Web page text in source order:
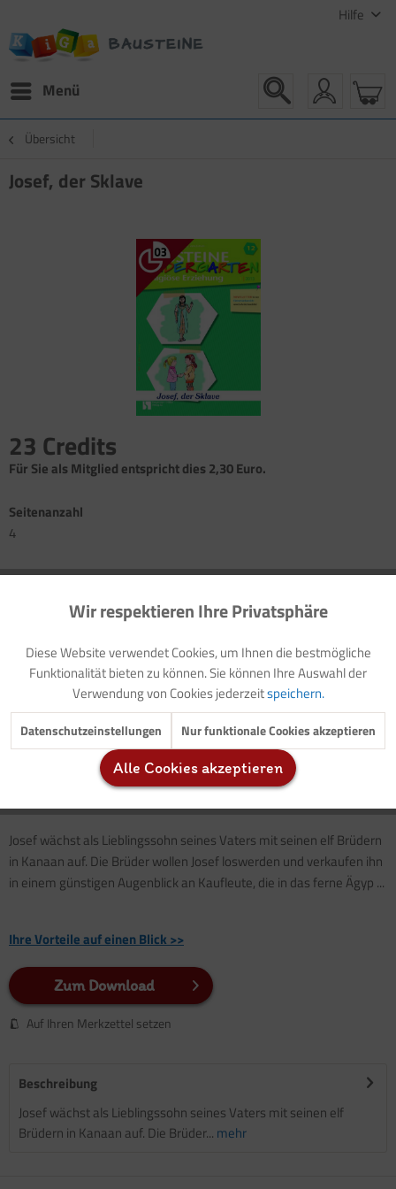
Hilfe
Menü
Übersicht
Josef, der Sklave
23 Credits
Für Sie als Mitglied entspricht dies 2,30 Euro.
Seitenanzahl
4
Buchtipp)
Vorlage: Elternbrief
Darstellung der biblischen Geschichte: Josef im Brunnen
Spiel: In den Brunnen gefallen
Darstellung der biblischen Geschichte: Josef wird Sklave in
Ägypten
Darstellung der biblischen Geschichte: Josef im Gefängnis
Lied: Gott schützt ihn wunderbar
Ausschneidebilder: Josefs Kleider
Josef wächst als Lieblingssohn seines Vaters mit seinen elf Brüdern
in Kanaan auf. Die Brüder wollen Josef loswerden und verkaufen ihn
in einem günstigen Augenblick an Kaufleute, die in das ferne Ägyp ...
Ihre Vorteile auf einen Blick >>
Zum Download
Auf Ihren Merkzettel setzen
Beschreibung
Josef wächst als Lieblingssohn seines Vaters mit seinen elf
Brüdern in Kanaan auf. Die Brüder... mehr
Funktionale Aktiv
Marketing Inaktiv
Tracking Inaktiv
Inaktiv
Wir respektieren Ihre Privatsphäre
Diese Website verwendet Cookies, um Ihnen die bestmögliche
Funktionalität bieten zu können. Sie können Ihre Auswahl der
Verwendung von Cookies jederzeitspeichern.
Datenschutzeinstellungen Nur funktionale Cookies akzeptieren
Alle Cookies akzeptieren